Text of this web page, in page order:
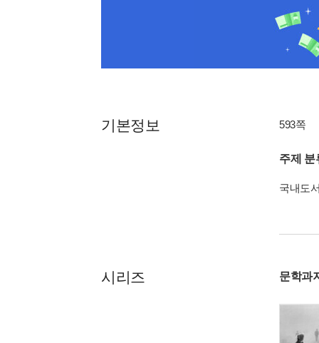
기본정보 593쪽
주제 분
국내도
시리즈 문학과